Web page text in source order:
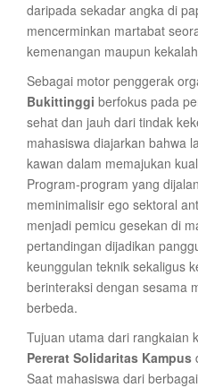
daripada sekadar angka di
mencerminkan martabat
kemenangan maupun
Sebagai motor penggerak
Bukittinggi berfokus pada
sehat dan jauh dari tindak
mahasiswa diajarkan bahwa
kawan dalam memajukan
Program-program yang
meminimalisir ego sektoral
menjadi pemicu gesekan di
pertandingan dijadikan
keunggulan teknik sekaligus
berinteraksi dengan sesama
berbeda.
Tujuan utama dari rangkaian
Pererat Solidaritas Kampus
Saat mahasiswa dari